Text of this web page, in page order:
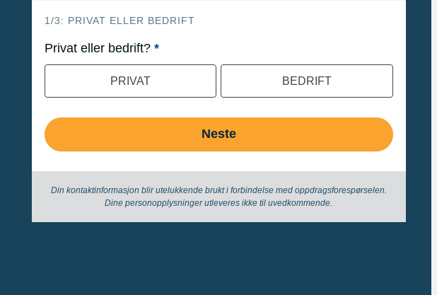
hero
1/3: PRIVAT ELLER BEDRIFT
Privat eller bedrift? *
PRIVAT BEDRIFT
Neste
Din kontaktinformasjon blir utelukkende brukt i forbindelse med oppdrags­forespørselen.
Dine person­­opplysninger utleveres ikke til uvedkommende.